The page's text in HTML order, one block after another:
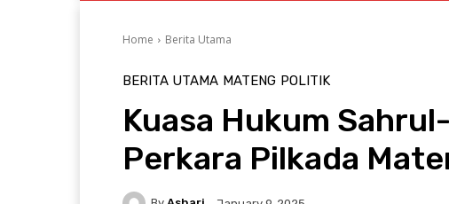
Home Berita Utama
BERITA UTAMA MATENG POLITIK
Kuasa Hukum
Perkara Pilkada